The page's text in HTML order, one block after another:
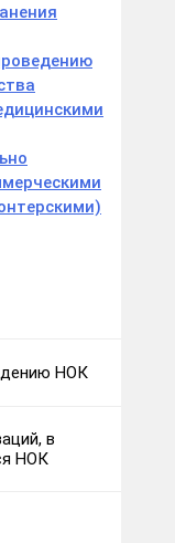
НОК
в
НОК